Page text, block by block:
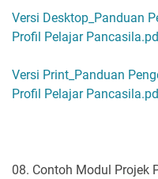
Versi Desktop_Panduan
Profil Pelajar
Versi Print_Panduan
Profil Pelajar
08. Contoh Modul Projek